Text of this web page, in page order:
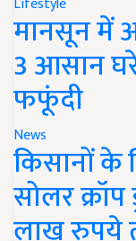
मानसून में
3 आसान
फफूंदी
News
किसानों के
सोलर क्रॉप
लाख रुपये